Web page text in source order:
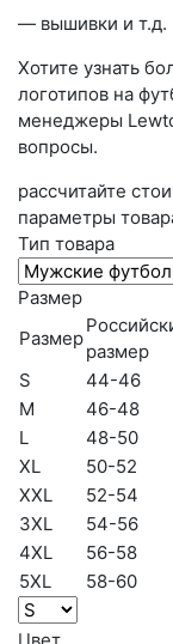
— вышивки и т.д.
Хотите узнать
логотипов на
менеджеры
вопросы.
рассчитайте
параметры
Тип товара
Размер
Размер
размер
S
44-46
M
46-48
L
48-50
XL
50-52
XXL
52-54
3XL
54-56
4XL
56-58
5XL
58-60